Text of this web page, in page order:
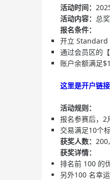
活动时间：
活动内容： 总
报名条件：
开立 Standard
通过会员区的
账户余额满足
这里是开户链接
活动规则：
报名参赛后，2
交易满足10个
获奖人数： 200
获奖详情：
排名前 100 的
另外100 名幸